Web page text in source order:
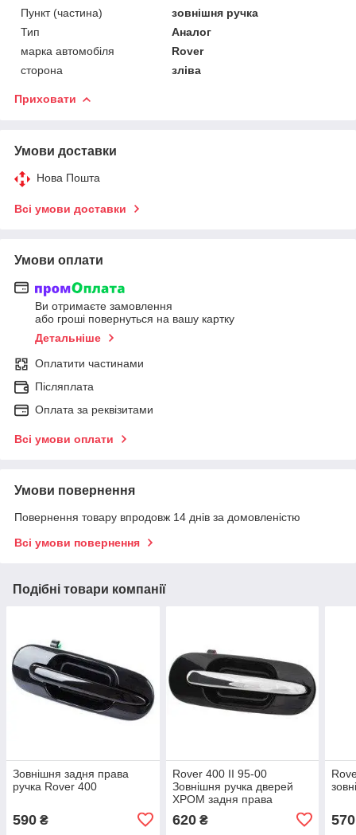
Пункт (частина)
зовнішня ручка
Тип
Аналог
марка автомобіля
Rover
сторона
зліва
Приховати
Умови доставки
Нова Пошта
Всі умови доставки
Умови оплати
Ви отримаєте замовлення
або гроші повернуться на вашу картку
Детальніше
Оплатити частинами
Післяплата
Оплата за реквізитами
Всі умови оплати
Умови повернення
Повернення товару впродовж 14 днів за домовленістю
Всі умови повернення
Подібні товари компанії
Зовнішня задня права
ручка Rover 400
590 ₴
Rover 400 II 95-00
Зовнішня ручка дверей
ХРОМ задня права
620₴ 570